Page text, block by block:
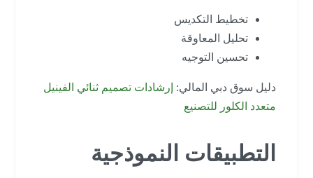
تخطيط التكديس
تحليل المعاوقة
تحسين التوجيه
دليل سوق دبي المالي:إرشادات تصميم ثنائي الفينيل
متعدد الكلور للتصنيع
التطبيقات النموذجية